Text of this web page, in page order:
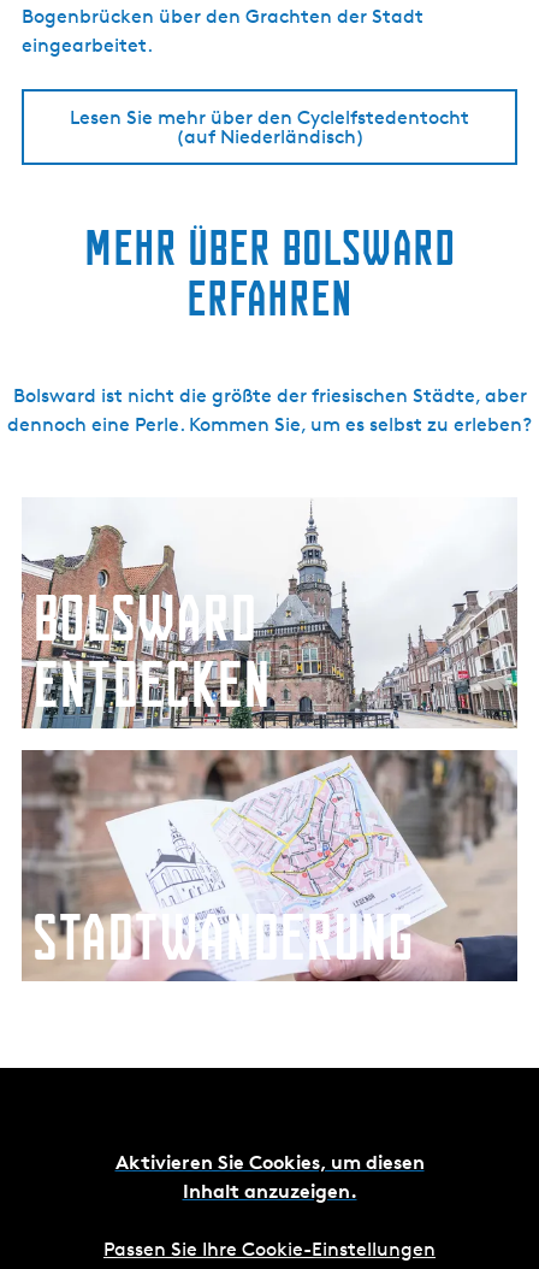
Bogenbrücken über den Grachten der Stadt
eingearbeitet.
Lesen Sie mehr über den Cyclelfstedentocht
(auf Niederländisch)
Mehr über Bolsward
erfahren
Bolsward ist nicht die größte der friesischen Städte, aber
dennoch eine Perle. Kommen Sie, um es selbst zu erleben?
Bolsward
entdecken
l
s
w
a
r
d
t
e
kStadtwanderung
t
d
t
Aktivieren Sie Cookies, um diesen
Inhalt anzuzeigen.
Passen Sie Ihre Cookie-Einstellungen